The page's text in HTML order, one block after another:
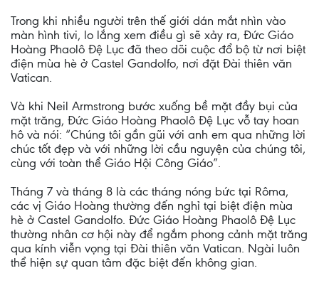
Trong khi nhiều người trên thế giới dán mắt nhìn vào
màn hình tivi, lo lắng xem điều gì sẽ xảy ra, Đức Giáo
Hoàng Phaolô Đệ Lục đã theo dõi cuộc đổ bộ từ nơi biệt
điện mùa hè ở Castel Gandolfo, nơi đặt Đài thiên văn
Vatican.
Và khi Neil Armstrong bước xuống bề mặt đầy bụi của
mặt trăng, Đức Giáo Hoàng Phaolô Đệ Lục vỗ tay hoan
hô và nói: “Chúng tôi gần gũi với anh em qua những lời
chúc tốt đẹp và với những lời cầu nguyện của chúng tôi,
cùng với toàn thể Giáo Hội Công Giáo”.
Tháng 7 và tháng 8 là các tháng nóng bức tại Rôma,
các vị Giáo Hoàng thường đến nghỉ tại biệt điện mùa
hè ở Castel Gandolfo. Đức Giáo Hoàng Phaolô Đệ Lục
thường nhân cơ hội này để ngắm phong cảnh mặt trăng
qua kính viễn vọng tại Đài thiên văn Vatican. Ngài luôn
thể hiện sự quan tâm đặc biệt đến không gian.